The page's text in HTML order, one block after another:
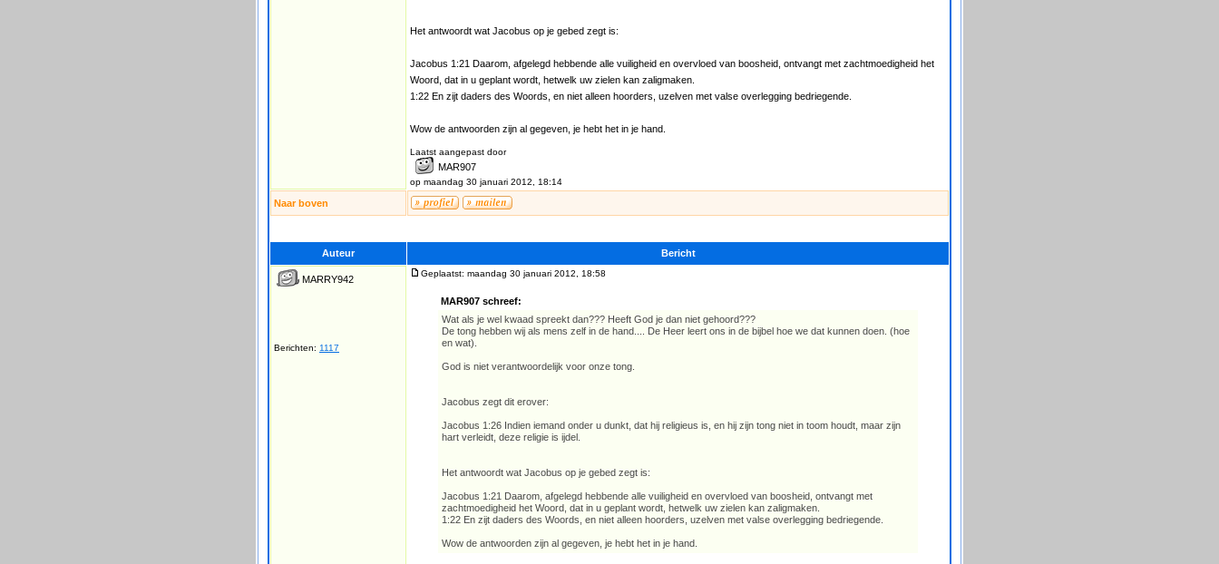
Het antwoordt wat Jacobus op je gebed zegt is:
Jacobus 1:21 Daarom, afgelegd hebbende alle vuiligheid en overvloed van boosheid, ontvangt met zachtmoedigheid het
Woord, dat in u geplant wordt, hetwelk uw zielen kan zaligmaken.
1:22 En zijt daders des Woords, en niet alleen hoorders, uzelven met valse overlegging bedriegende.
Wow de antwoorden zijn al gegeven, je hebt het in je hand.
Laatst aangepast door
MAR907
op maandag 30 januari 2012, 18:14
Naar boven
Auteur Bericht
MARRY942
Berichten: 1117
Geplaatst: maandag 30 januari 2012, 18:58
MAR907 schreef:
Wat als je wel kwaad spreekt dan??? Heeft God je dan niet gehoord???
De tong hebben wij als mens zelf in de hand.... De Heer leert ons in de bijbel hoe we dat kunnen doen. (hoe
en wat).
God is niet verantwoordelijk voor onze tong.
Jacobus zegt dit erover:
Jacobus 1:26 Indien iemand onder u dunkt, dat hij religieus is, en hij zijn tong niet in toom houdt, maar zijn
hart verleidt, deze religie is ijdel.
Het antwoordt wat Jacobus op je gebed zegt is:
Jacobus 1:21 Daarom, afgelegd hebbende alle vuiligheid en overvloed van boosheid, ontvangt met
zachtmoedigheid het Woord, dat in u geplant wordt, hetwelk uw zielen kan zaligmaken.
1:22 En zijt daders des Woords, en niet alleen hoorders, uzelven met valse overlegging bedriegende.
Wow de antwoorden zijn al gegeven, je hebt het in je hand.